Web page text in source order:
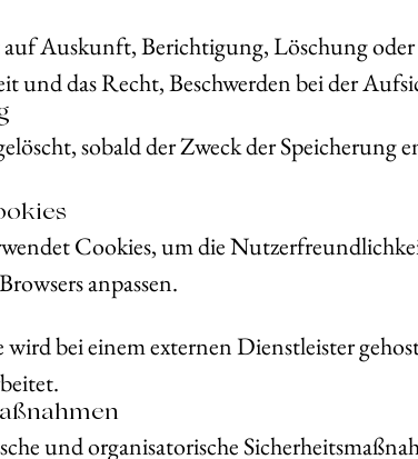
auf Auskunft, Berichtigung, Löschung
und das Recht, Beschwerden bei der
sobald der Zweck der
Cookies, um die
anpassen.
bei einem externen Dienstleister
und organisatorische